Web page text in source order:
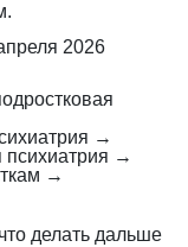
2026
→
психиатрия →
→
делать дальше